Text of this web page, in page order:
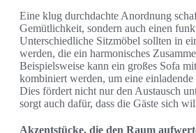
Eine klug durchdachte Anordnung
Gemütlichkeit, sondern auch einen
Unterschiedliche Sitzmöbel sollten in
werden, die ein harmonisches
Beispielsweise kann ein großes Sofa mit
kombiniert werden, um eine
Dies fördert nicht nur den Austausch
sorgt auch dafür, dass die Gäste sich
Akzentstücke, die den Raum